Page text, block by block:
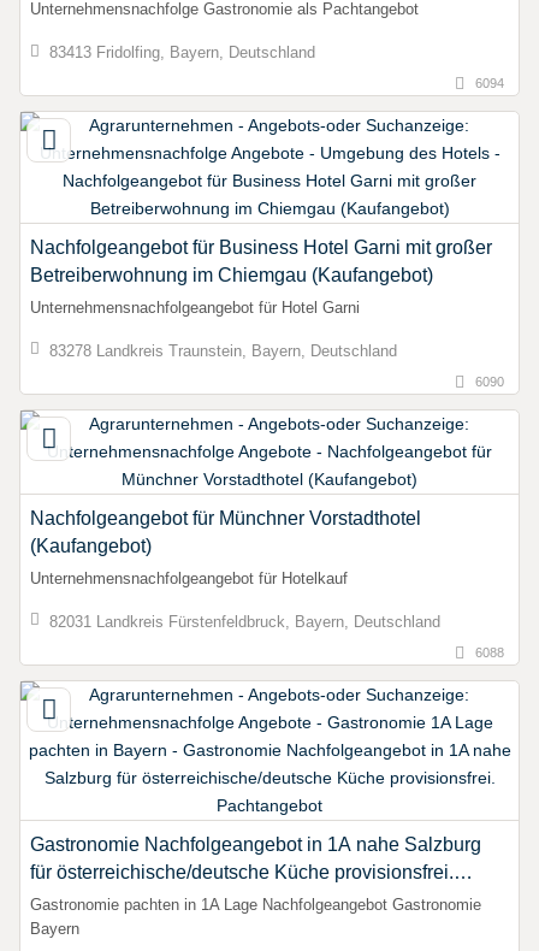
Unternehmensnachfolge Gastronomie als Pachtangebot
83413 Fridolfing, Bayern, Deutschland
6094
Nachfolgeangebot für Business Hotel Garni mit großer
Betreiberwohnung im Chiemgau (Kaufangebot)
Unternehmensnachfolgeangebot für Hotel Garni
83278 Landkreis Traunstein, Bayern, Deutschland
6090
Nachfolgeangebot für Münchner Vorstadthotel
(Kaufangebot)
Unternehmensnachfolgeangebot für Hotelkauf
82031 Landkreis Fürstenfeldbruck, Bayern, Deutschland
6088
Gastronomie Nachfolgeangebot in 1A nahe Salzburg
für österreichische/deutsche Küche provisionsfrei.
Pachtangebot
Gastronomie pachten in 1A Lage Nachfolgeangebot Gastronomie
Bayern